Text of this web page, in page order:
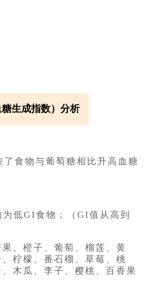
生成指数）分析
食物与葡萄糖相比升高血糖
为低GI食物；（GI值从高到
、橙子、葡萄、榴莲、黄
柠檬、番石榴、草莓、桃
木瓜、李子、樱桃、百香果